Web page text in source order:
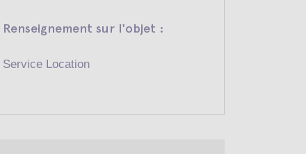
Renseignement sur l'objet :
Service Location